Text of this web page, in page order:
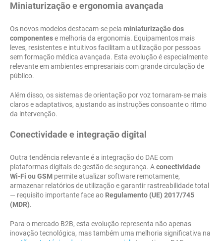
Miniaturização e ergonomia avançada
Os novos modelos destacam-se pela miniaturização dos
componentese melhoria da ergonomia. Equipamentos mais
leves, resistentes e intuitivos facilitam a utilização por pessoas
sem formação médica avançada. Esta evolução é especialmente
relevante em ambientes empresariais com grande circulação de
público.
Além disso, os sistemas de orientação por voz tornaram-se mais
claros e adaptativos, ajustando as instruções consoante o ritmo
da intervenção.
Conectividade e integração digital
Outra tendência relevante é a integração do DAE com
plataformas digitais de gestão de segurança. Aconectividade
Wi-Fi ou GSM permite atualizar software remotamente,
armazenar relatórios de utilização e garantir rastreabilidade total
— requisito importante face ao Regulamento (UE) 2017/745
(MDR).
Para o mercado B2B, esta evolução representa não apenas
inovação tecnológica, mas também uma melhoria significativa na